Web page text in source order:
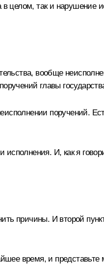
в целом, так и нарушение
вообще
главы
поручений.
исполнения. И, как я
причины. И второй
время, и представьте